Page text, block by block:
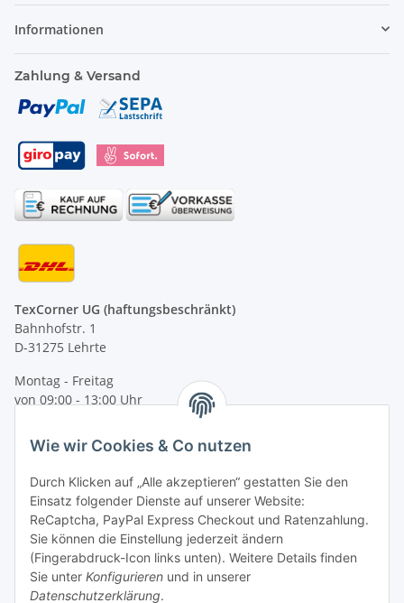
Informationen
Zahlung & Versand
TexCorner UG (haftungsbeschränkt)
Bahnhofstr. 1
D-31275 Lehrte
Montag - Freitag
von 09:00 - 13:00 Uhr
Tel: +49 (0) 5132 8230689
E-Mail:mail@texcorner.de
Wie wir Cookies & Co nutzen
Durch Klicken auf „Alle akzeptieren“ gestatten Sie den
Einsatz folgender Dienste auf unserer Website:
ReCaptcha, PayPal Express Checkout und Ratenzahlung.
Sie können die Einstellung jederzeit ändern
(Fingerabdruck-Icon links unten). Weitere Details finden
Sie unter Konfigurieren und in unserer
Datenschutzerklärung.